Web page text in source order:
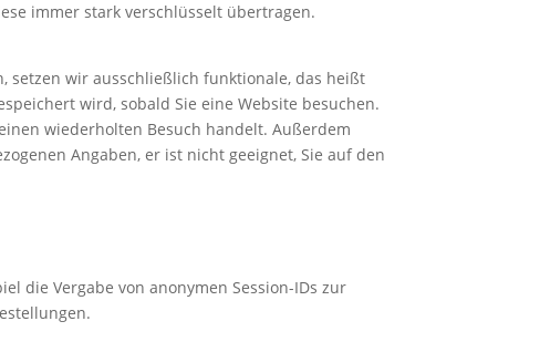
immer stark verschlüsselt übertragen.
wir ausschließlich funktionale, das heißt
wird, sobald Sie eine Website besuchen.
wiederholten Besuch handelt. Außerdem
Angaben, er ist nicht geeignet, Sie auf den
die Vergabe von anonymen Session-IDs zur